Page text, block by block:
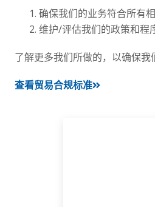
确保我们的业务符合所有
维护/评估我们的政策和程
了解更多我们所做的，以确保
查看贸易合规标准